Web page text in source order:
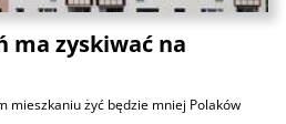
ma zyskiwać na
mieszkaniu żyć będzie mniej Polaków